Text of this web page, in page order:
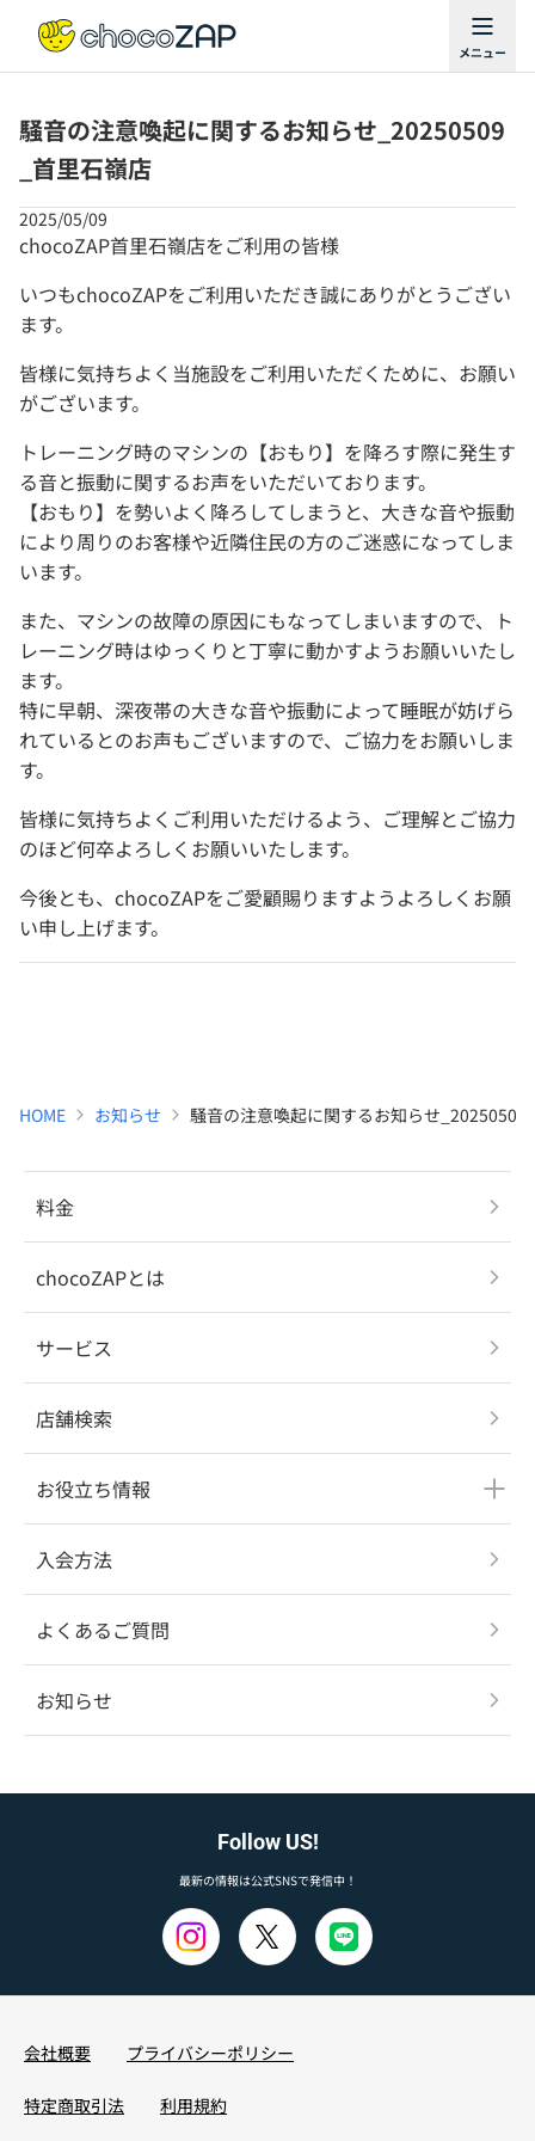
騒音の注意喚起に関するお知らせ_20250509
_首里石嶺店
2025/05/09
chocoZAP首里石嶺店をご利用の皆様
いつもchocoZAPをご利用いただき誠にありがとうござい
ます。
皆様に気持ちよく当施設をご利用いただくために、お願い
がございます。
トレーニング時のマシンの【おもり】を降ろす際に発生す
る音と振動に関するお声をいただいております。
【おもり】を勢いよく降ろしてしまうと、大きな音や振動
により周りのお客様や近隣住民の方のご迷惑になってしま
います。
また、マシンの故障の原因にもなってしまいますので、ト
レーニング時はゆっくりと丁寧に動かすようお願いいたし
ます。
特に早朝、深夜帯の大きな音や振動によって睡眠が妨げら
れているとのお声もございますので、ご協力をお願いしま
す。
皆様に気持ちよくご利用いただけるよう、ご理解とご協力
のほど何卒よろしくお願いいたします。
今後とも、chocoZAPをご愛顧賜りますようよろしくお願
い申し上げます。
HOME お知らせ 騒音の注意喚起に関するお知らせ
料金
chocoZAPとは
サービス
店舗検索
お役立ち情報
入会方法
よくあるご質問
お知らせ
Follow US!
最新の情報は公式SNSで発信中！
会社概要 プライバシーポリシー
特定商取引法 利用規約